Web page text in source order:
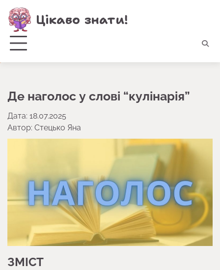
Перейти
до
вмісту
Цікаво знати!
Де наголос у слові “кулінарія”
Дата: 18.07.2025
Автор: Стецько Яна
ЗМІСТ